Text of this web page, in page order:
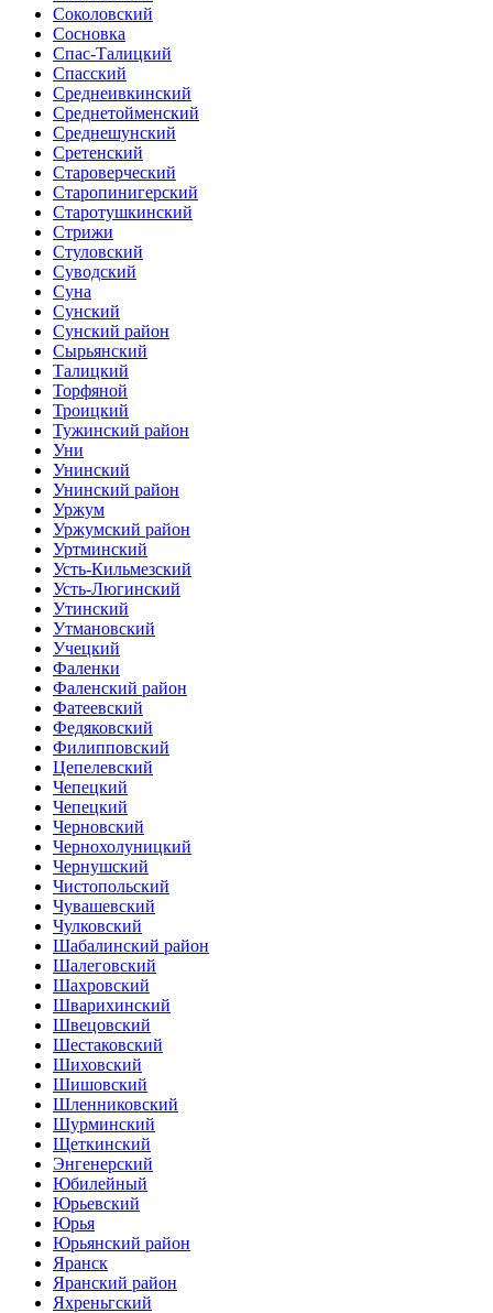
Соколовский
Сосновка
Спас-Талицкий
Спасский
Среднеивкинский
Среднетойменский
Среднешунский
Сретенский
Староверческий
Старопинигерский
Старотушкинский
Стрижи
Стуловский
Суводский
Суна
Сунский
Сунский район
Сырьянский
Талицкий
Торфяной
Троицкий
Тужинский район
Уни
Унинский
Унинский район
Уржум
Уржумский район
Уртминский
Усть-Кильмезский
Усть-Люгинский
Утинский
Утмановский
Учецкий
Фаленки
Фаленский район
Фатеевский
Федяковский
Филипповский
Цепелевский
Чепецкий
Чепецкий
Черновский
Чернохолуницкий
Чернушский
Чистопольский
Чувашевский
Чулковский
Шабалинский район
Шалеговский
Шахровский
Шварихинский
Швецовский
Шестаковский
Шиховский
Шишовский
Шленниковский
Шурминский
Щеткинский
Энгенерский
Юбилейный
Юрьевский
Юрья
Юрьянский район
Яранск
Яранский район
Яхреньгский